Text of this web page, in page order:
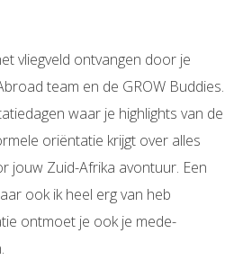
vliegveld ontvangen door je
team en de GROW Buddies.
waar je highlights van de
oriëntatie krijgt over alles
jouw Zuid-Afrika avontuur. Een
ook ik heel erg van heb
ontmoet je ook je mede-